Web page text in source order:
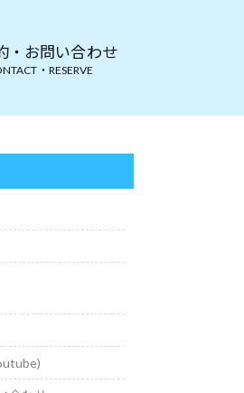
・お問い合わせ
・RESERVE